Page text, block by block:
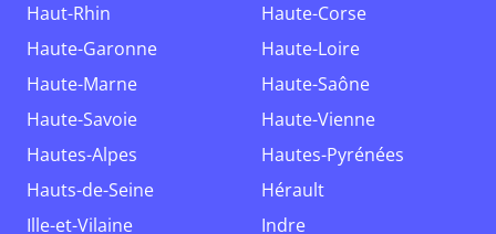
Haut-Rhin
Haute-Corse
Haute-Garonne
Haute-Loire
Haute-Marne
Haute-Saône
Haute-Savoie
Haute-Vienne
Hautes-Alpes
Hautes-Pyrénées
Hauts-de-Seine
Hérault
Ille-et-Vilaine
Indre